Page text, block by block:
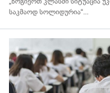
საკმაოდ სოლიდურია“...